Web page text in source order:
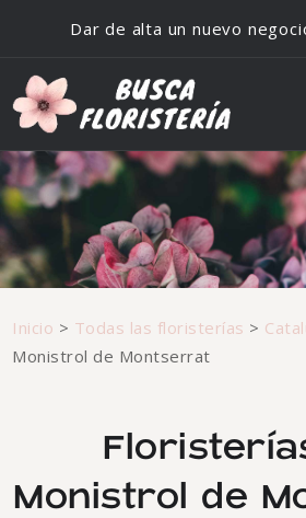
Dar de alta un nuevo
Inicio > Todas las floristerías >
Monistrol de Montserrat
Monistrol de